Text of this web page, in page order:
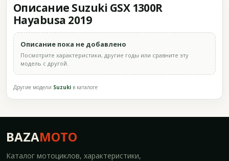
Описание Suzuki GSX 1300R
Hayabusa 2019
Описание пока не добавлено
Посмотрите характеристики, другие годы или сравните эту
модель с другой.
Другие модели Suzuki в каталоге
BAZAMOTO
Каталог мотоциклов, характеристики,